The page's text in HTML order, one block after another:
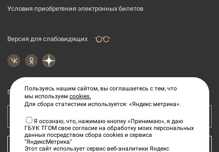
Условия приобретения электронных билетов
Версия для слабовидящих
Подпишитесь на рассылку новостей
Ваш e-mail адрес
КУПИТЬ БИЛЕТ
Пользуясь нашим сайтом, вы соглашаетесь с тем, что
мы используем cookies.
Для сбора статистики используется: «Яндекс метрика».
Я осознаю, что, нажимаю кнопку «Принимаю», я даю
ГБУК ТГОМ свое согласие на обработку моих персональных
данных посредством сбора cookies и сервиса
"ЯндексМетрика"
Этот сайт использует сервис веб-аналитики Яндекс